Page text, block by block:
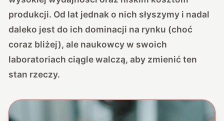
produkcji. Od lat jednak o nich słyszymy i nadal
daleko jest do ich dominacji na rynku (choć
coraz bliżej), ale naukowcy w swoich
laboratoriach ciągle walczą, aby zmienić ten
stan rzeczy.